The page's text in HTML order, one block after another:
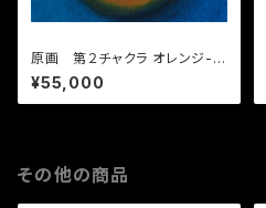
原画 第２チャクラ オレンジ-S
econd chakra -Svadhistha
na-Orange
¥55,000
その他の商品